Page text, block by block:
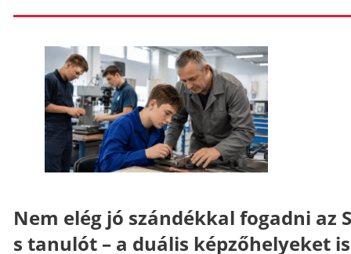
Nem elég jó szándékkal fogadni az
s tanulót – a duális képzőhelyeket